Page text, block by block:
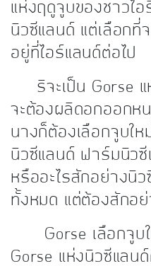
แห่งฤดูจูบของชาวไอ
นิวซีแลนด์ แต่เลือกที่
อยู่ที่ไอร์แลนด์ต่อไป
ริจะเป็น Gorse แ
จะต้องผลิดอกออกห
นางก็ต้องเลือกจูบให
นิวซีแลนด์ ฟาร์มนิว
หรืออะไรสักอย่างนิว
ทั้งหมด แต่ต้องสักอย่
Gorse เลือกจูบใ
Gorse แห่งนิวซีแลน